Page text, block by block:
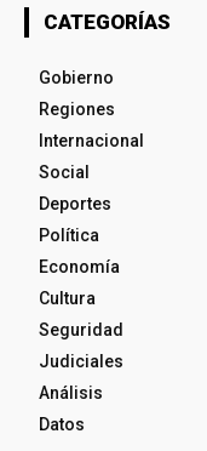
CATEGORÍAS
Gobierno
Regiones
Internacional
Social
Deportes
Política
Economía
Cultura
Seguridad
Judiciales
Análisis
Datos